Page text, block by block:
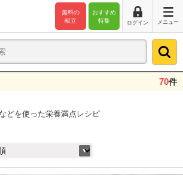
おすすめ
特集
無料の
献立
ログイン メニュー
70件
どを使った栄養満点レシピ